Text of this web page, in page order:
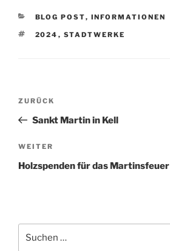
KATEGORIEN
BLOG POST, INFORMATIONEN
SCHLAGWÖRTER
2024 , STADTWERKE
Beitragsnavigation
Vorheriger
Beitrag
ZURÜCK
Sankt Martin in Kell
Nächster
Beitrag
WEITER
Holzspenden für das Martinsfeuer
nach: